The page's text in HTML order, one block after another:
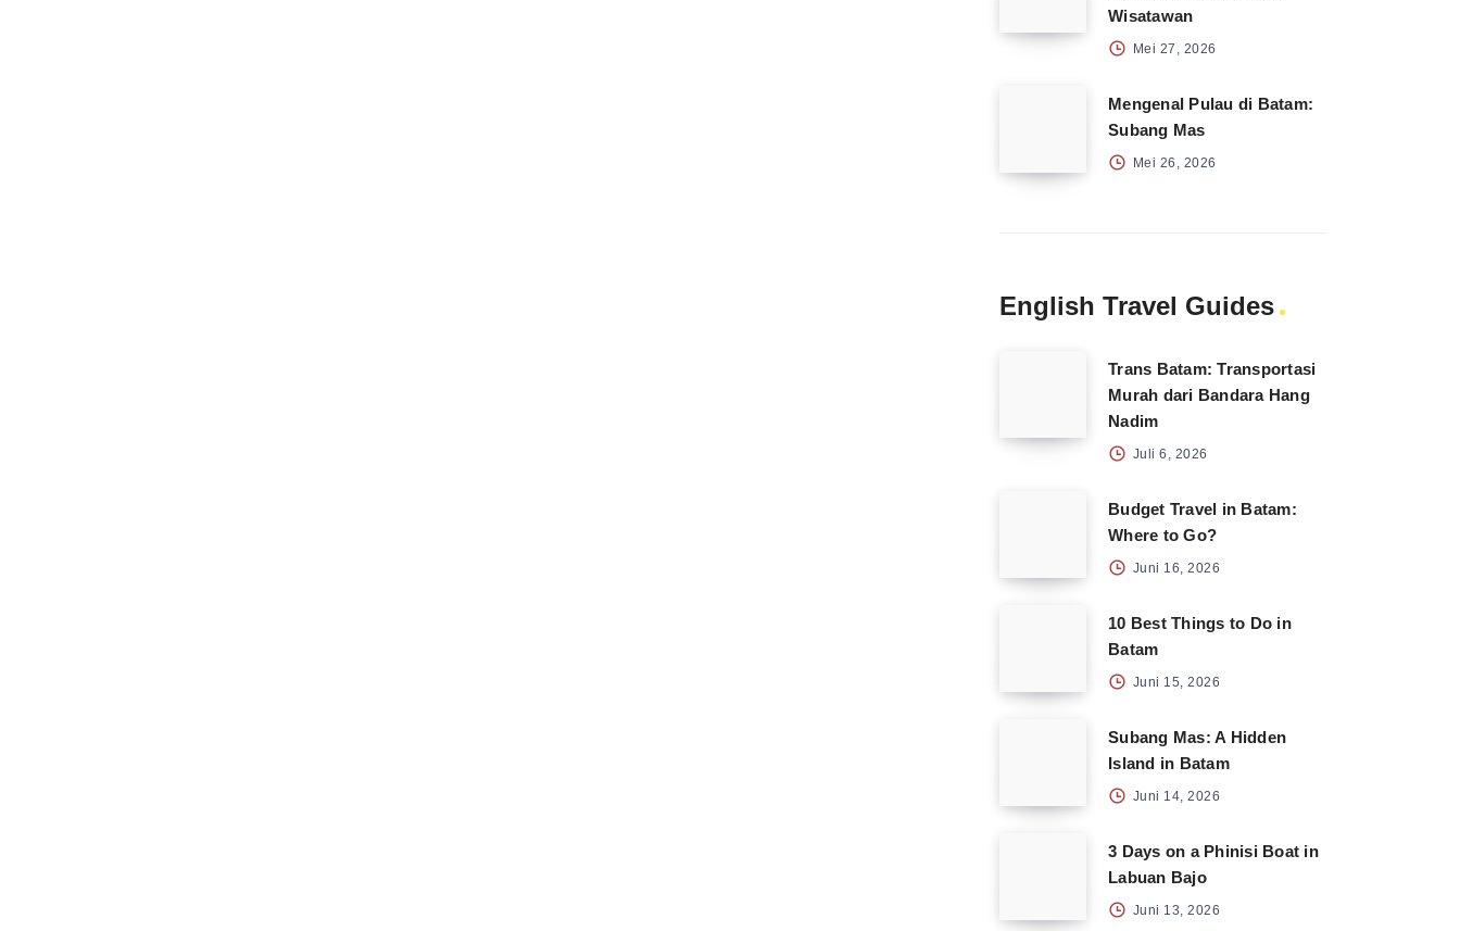
Wisatawan
Mei 27, 2026
Mengenal Pulau di Batam:
Subang Mas
Mei 26, 2026
English Travel Guides
Trans Batam: Transportasi
Murah dari Bandara Hang
Nadim
Juli 6, 2026
Budget Travel in Batam:
Where to Go?
Juni 16, 2026
10 Best Things to Do in
Batam
Juni 15, 2026
Subang Mas: A Hidden
Island in Batam
Juni 14, 2026
3 Days on a Phinisi Boat in
Labuan Bajo
Juni 13, 2026